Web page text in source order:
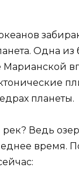
Одна
планеты.
рек? Ведь
время.